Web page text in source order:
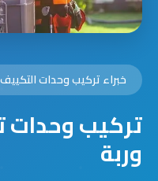
خبراء تركيب وحدات التكييف
تركيب
وربة